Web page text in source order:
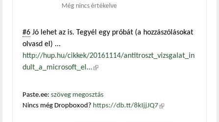
Még nincs értékelve
#6 Jó lehet az is. Tegyél egy próbát (a hozzászólásokat
olvasd el) ...
http://hup.hu/cikkek/20161114/antitroszt_vizsgalat_in
dult_a_microsoft_el...(külső hivatkozás)
Paste.ee: szöveg megosztás
Nincs még Dropboxod? https://db.tt/8kIjjJQ7 (külső